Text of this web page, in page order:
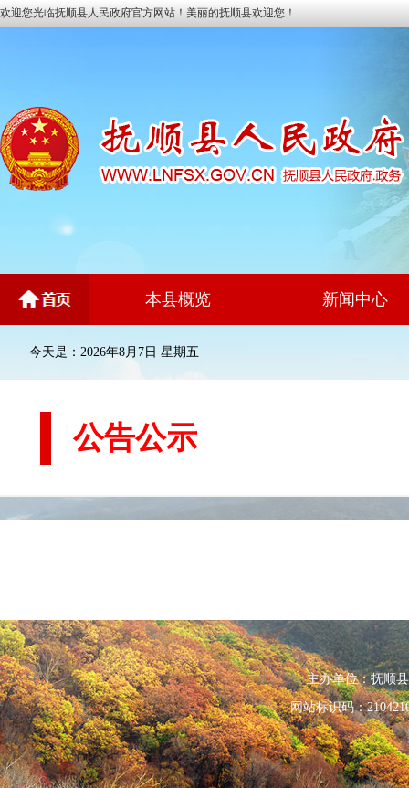
欢迎您光临抚顺县人民政府官方网站！美丽的抚顺县欢迎您！
本县概览 新闻中心
今天是：2026年8月7日 星期五
公告公示
主办单位：抚顺
网站标识码：